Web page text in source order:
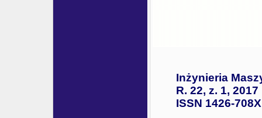
Inżynieria
R. 22, z. 1, 2017
ISSN 1426-708X